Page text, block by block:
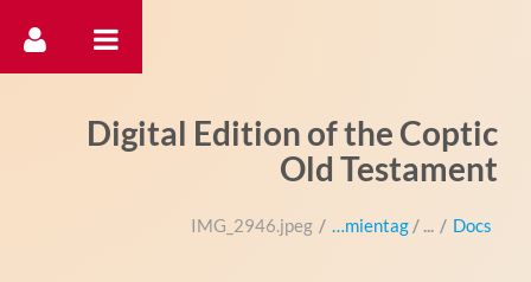
Digital Edition of the Coptic
Old Testament
Docs
/
Akademientag
/
IMG_2946.jpeg